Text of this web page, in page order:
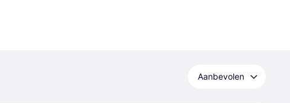
Aanbevolen